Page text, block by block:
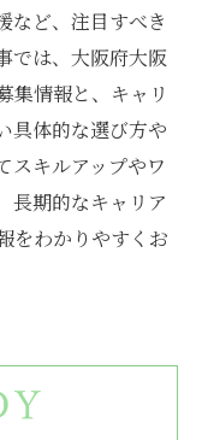
など、注目すべき
では、大阪府大阪
集情報と、キャリ
具体的な選び方や
スキルアップやワ
長期的なキャリア
をわかりやすくお